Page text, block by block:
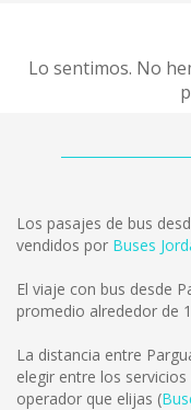
Lo sentimos. No
Los pasajes de bus
vendidos por Buses
El viaje con bus desde
promedio alrededor de
La distancia entre
elegir entre los
operador que elijas (